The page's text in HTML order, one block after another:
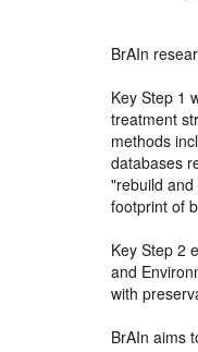
BrAIn
Key Step 1
treatment
methods
databases
"rebuild
footprint of
Key Step 2
and
with
BrAIn aims